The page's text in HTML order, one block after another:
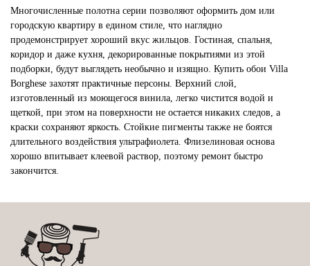
Многочисленные полотна серии позволяют оформить дом или
городскую квартиру в едином стиле, что наглядно
продемонстрирует хороший вкус жильцов. Гостиная, спальня,
коридор и даже кухня, декорированные покрытиями из этой
подборки, будут выглядеть необычно и изящно. Купить обои Villa
Borghese захотят практичные персоны. Верхний слой,
изготовленный из моющегося винила, легко чистится водой и
щеткой, при этом на поверхности не остается никаких следов, а
краски сохраняют яркость. Стойкие пигменты также не боятся
длительного воздействия ультрафиолета. Флизелиновая основа
хорошо впитывает клеевой раствор, поэтому ремонт быстро
закончится.